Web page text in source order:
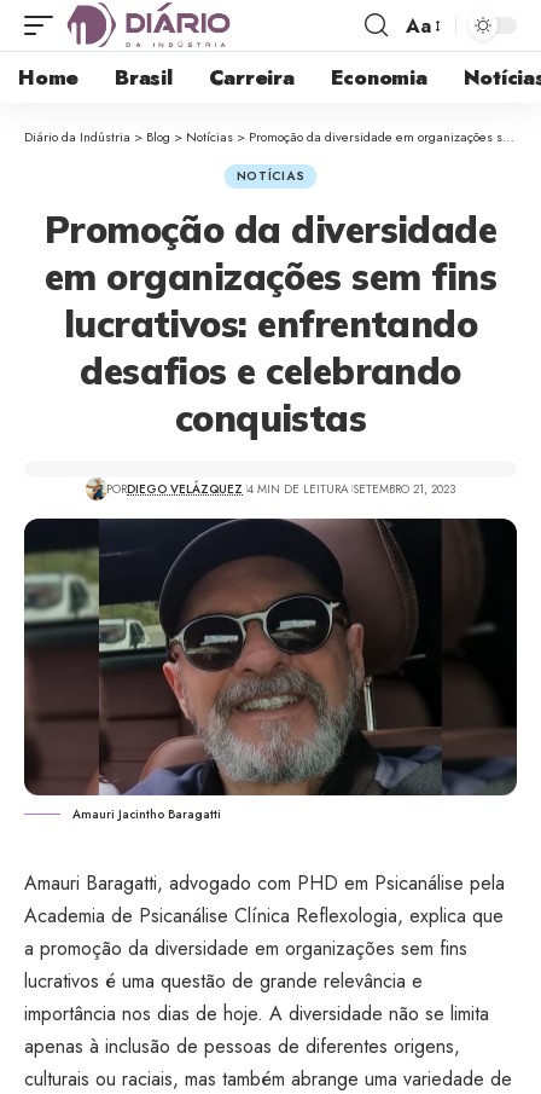
Aa
Home Brasil Carreira Economia
Diário da Indústria > Blog > Notícias > Promoção da diversidade em organizações sem fins lucrativos: enfrentando desafios e celebrando conquistas
NOTÍCIAS
Promoção da diversidade
em organizações sem fins
lucrativos: enfrentando
desafios e celebrando
conquistas
PORDIEGO VELÁZQUEZ 4 MIN DE LEITURA SETEMBRO 21, 2023
Amauri Jacintho Baragatti
Amauri Baragatti, advogado com PHD em Psicanálise pela
Academia de Psicanálise Clínica Reflexologia, explica que
a promoção da diversidade em organizações sem fins
lucrativos é uma questão de grande relevância e
importância nos dias de hoje. A diversidade não se limita
apenas à inclusão de pessoas de diferentes origens,
culturais ou raciais, mas também abrange uma variedade de